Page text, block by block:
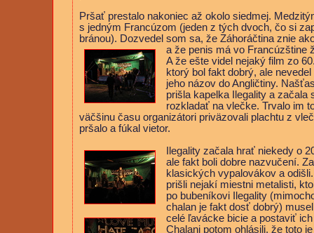
Pršať prestalo nakoniec až okolo siedmej.
s jedným Francúzom (jeden z tých dvoch, čo si
bránou). Dozvedel som sa, že Záhoráčtina znie
a že penis má vo Francúzštine
A že ešte videl nejaký film zo
ktorý bol fakt dobrý, ale
jeho názov do Angličtiny.
prišla kapelka Ilegality a začala
rozkladať na vlečke. Trvalo im
väčšinu času organizátori priväzovali plachtu z
pršalo a fúkal vietor.
Ilegality začala hrať niekedy o
ale fakt boli dobre nazvučení.
klasických vypalovákov a
prišli nejakí miestni metalisti,
po bubeníkovi Ilegality
chalan je fakt dosť dobrý)
celé ľavácke bicie a postaviť
Chalani potom ohlásili, že toto